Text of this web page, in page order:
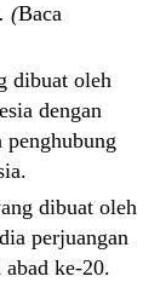
(Baca
dibuat oleh
dengan
penghubung
dibuat oleh
perjuangan
abad ke-20.